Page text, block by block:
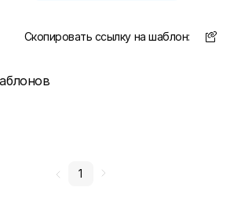
Скопировать ссылку на шаблон:
1